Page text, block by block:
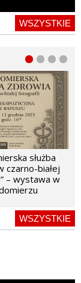
WSZYSTKIE
służba
czarno-białej
– wystawa w
WSZYSTKIE